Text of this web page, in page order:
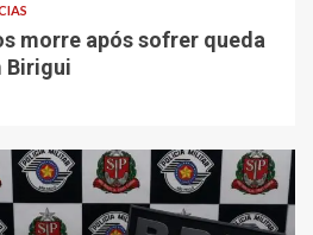
morre após sofrer queda
Birigui